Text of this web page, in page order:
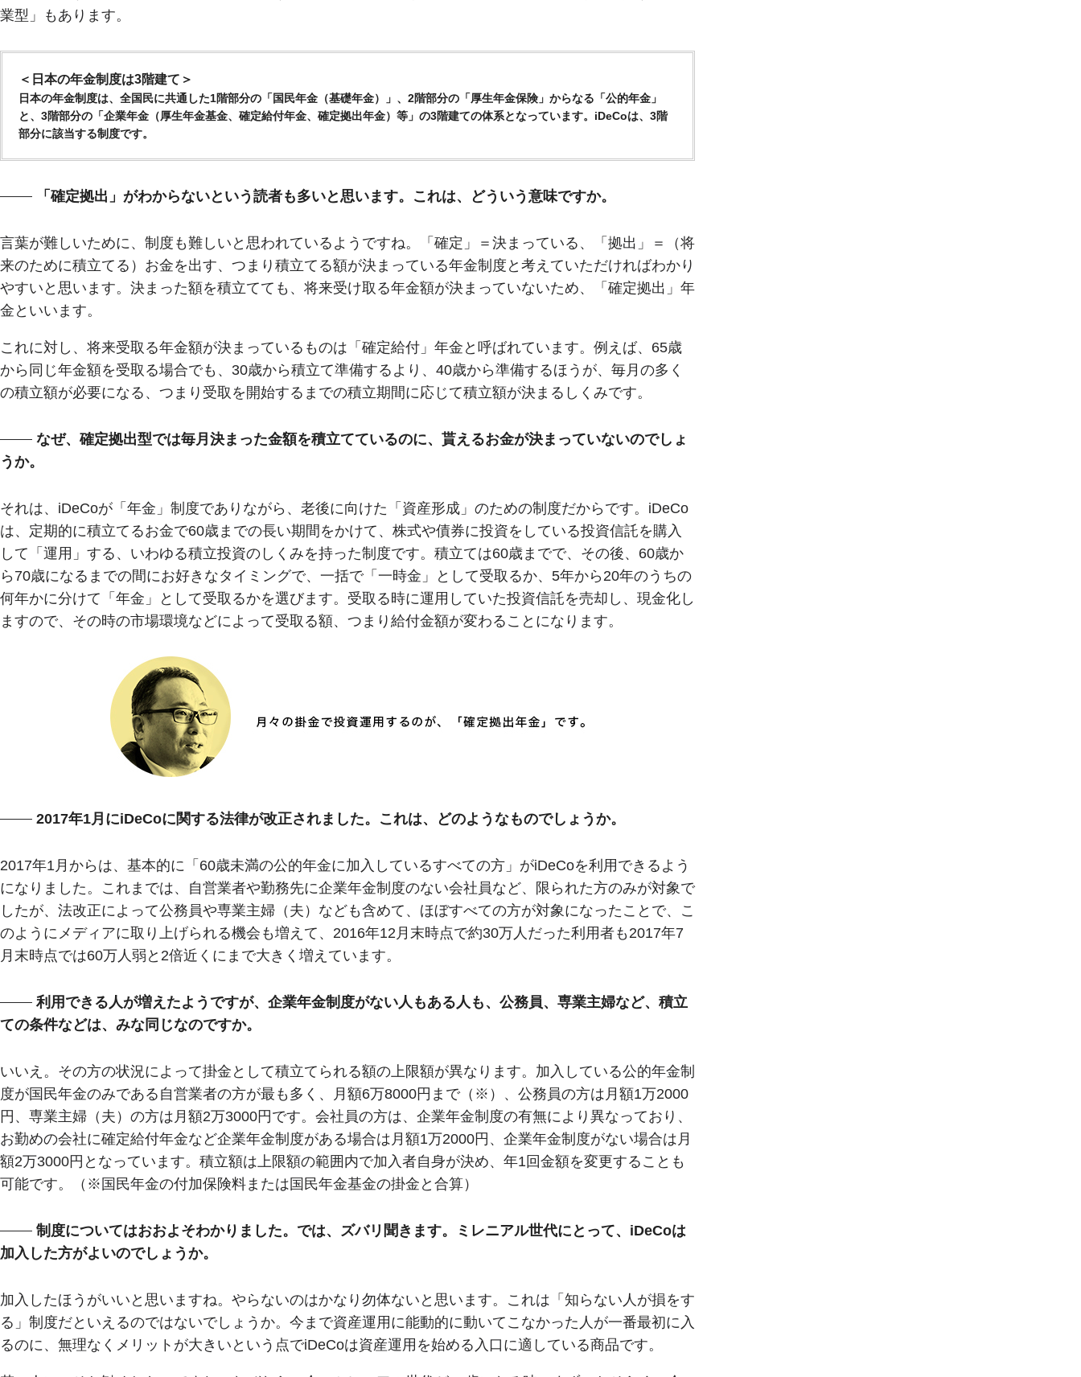
業型」もあります。
＜日本の年金制度は3階建て＞
日本の年金制度は、全国民に共通した1階部分の「国民年金（基礎年金）」、2階部分の「厚生年金保険」からなる「公的年金」
と、3階部分の「企業年金（厚生年金基金、確定給付年金、確定拠出年金）等」の3階建ての体系となっています。iDeCoは、3階
部分に該当する制度です。
「確定拠出」がわからないという読者も多いと思います。これは、どういう意味ですか。
言葉が難しいために、制度も難しいと思われているようですね。「確定」＝決まっている、「拠出」＝（将
来のために積立てる）お金を出す、つまり積立てる額が決まっている年金制度と考えていただければわかり
やすいと思います。決まった額を積立てても、将来受け取る年金額が決まっていないため、「確定拠出」年
金といいます。
これに対し、将来受取る年金額が決まっているものは「確定給付」年金と呼ばれています。例えば、65歳
から同じ年金額を受取る場合でも、30歳から積立て準備するより、40歳から準備するほうが、毎月の多く
の積立額が必要になる、つまり受取を開始するまでの積立期間に応じて積立額が決まるしくみです。
なぜ、確定拠出型では毎月決まった金額を積立てているのに、貰えるお金が決まっていないのでしょ
うか。
それは、iDeCoが「年金」制度でありながら、老後に向けた「資産形成」のための制度だからです。iDeCo
は、定期的に積立てるお金で60歳までの長い期間をかけて、株式や債券に投資をしている投資信託を購入
して「運用」する、いわゆる積立投資のしくみを持った制度です。積立ては60歳までで、その後、60歳か
ら70歳になるまでの間にお好きなタイミングで、一括で「一時金」として受取るか、5年から20年のうちの
何年かに分けて「年金」として受取るかを選びます。受取る時に運用していた投資信託を売却し、現金化し
ますので、その時の市場環境などによって受取る額、つまり給付金額が変わることになります。
2017年1月にiDeCoに関する法律が改正されました。これは、どのようなものでしょうか。
2017年1月からは、基本的に「60歳未満の公的年金に加入しているすべての方」がiDeCoを利用できるよう
になりました。これまでは、自営業者や勤務先に企業年金制度のない会社員など、限られた方のみが対象で
したが、法改正によって公務員や専業主婦（夫）なども含めて、ほぼすべての方が対象になったことで、こ
のようにメディアに取り上げられる機会も増えて、2016年12月末時点で約30万人だった利用者も2017年7
月末時点では60万人弱と2倍近くにまで大きく増えています。
利用できる人が増えたようですが、企業年金制度がない人もある人も、公務員、専業主婦など、積立
ての条件などは、みな同じなのですか。
いいえ。その方の状況によって掛金として積立てられる額の上限額が異なります。加入している公的年金制
度が国民年金のみである自営業者の方が最も多く、月額6万8000円まで（※）、公務員の方は月額1万2000
円、専業主婦（夫）の方は月額2万3000円です。会社員の方は、企業年金制度の有無により異なっており、
お勤めの会社に確定給付年金など企業年金制度がある場合は月額1万2000円、企業年金制度がない場合は月
額2万3000円となっています。積立額は上限額の範囲内で加入者自身が決め、年1回金額を変更することも
可能です。（※国民年金の付加保険料または国民年金基金の掛金と合算）
制度についてはおおよそわかりました。では、ズバリ聞きます。ミレニアル世代にとって、iDeCoは
加入した方がよいのでしょうか。
加入したほうがいいと思いますね。やらないのはかなり勿体ないと思います。これは「知らない人が損をす
る」制度だといえるのではないでしょうか。今まで資産運用に能動的に動いてこなかった人が一番最初に入
るのに、無理なくメリットが大きいという点でiDeCoは資産運用を始める入口に適している商品です。